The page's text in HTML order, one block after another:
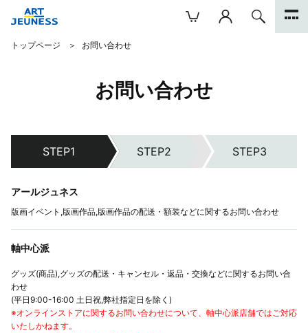
トップページ お問い合わせ
お問い合わせ
アールジュネス
版画イベント,版画作品,版画作品の配送・額装などに関するお問い合わせ
軸中心派
グッズ(商品),グッズの配送・キャンセル・返品・交換などに関するお問い合
わせ
(平日9:00-16:00 土日祝,弊社指定日を除く)
※オンラインストアに関するお問い合わせについて、軸中心派店舗ではご対応
いたしかねます。